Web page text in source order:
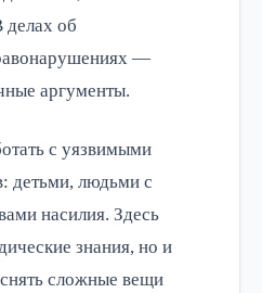
делах об
—
аргументы.
с уязвимыми
детьми, людьми с
насилия. Здесь
знания, но и
сложные вещи